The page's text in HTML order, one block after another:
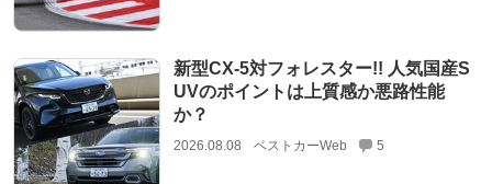
新型CX-5対フォレスター!! 人気国産S
UVのポイントは上質感か悪路性能
か？
2026.08.08 ベストカーWeb 5